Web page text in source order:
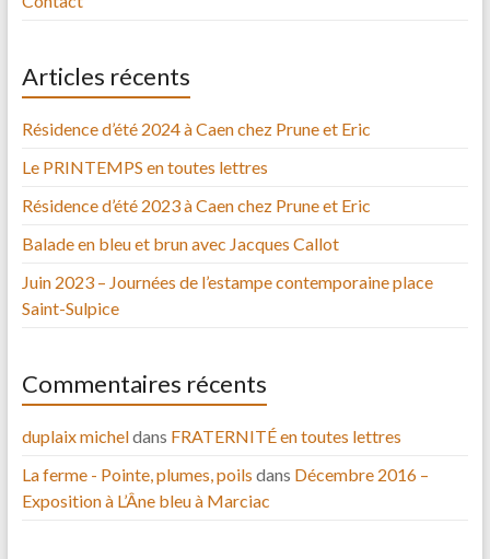
Articles récents
Résidence d’été 2024 à Caen chez Prune et Eric
Le PRINTEMPS en toutes lettres
Résidence d’été 2023 à Caen chez Prune et Eric
Balade en bleu et brun avec Jacques Callot
Juin 2023 – Journées de l’estampe contemporaine place
Saint-Sulpice
Commentaires récents
duplaix micheldans FRATERNITÉ en toutes lettres
La ferme - Pointe, plumes, poils dans Décembre 2016 –
Exposition à L’Âne bleu à Marciac